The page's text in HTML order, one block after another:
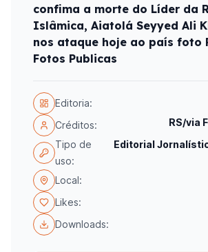
confima a morte do Líder da
Islâmica, Aiatolá Seyyed Ali
nos ataque hoje ao país foto
Fotos Publicas
Editoria:
Créditos:
RS/via
Tipo de
uso:
Editorial
Local:
Likes:
Downloads: